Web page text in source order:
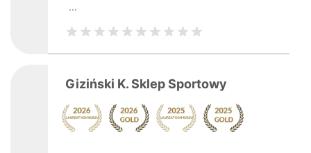
...
Giziński K. Sklep Sportowy